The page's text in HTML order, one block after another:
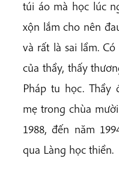
túi áo mà học lúc
xộn lắm cho nên
và rất là sai lầm.
của thầy, thấy
Pháp tu học.
mẹ trong chùa
1988, đến năm
qua Làng học thiền.